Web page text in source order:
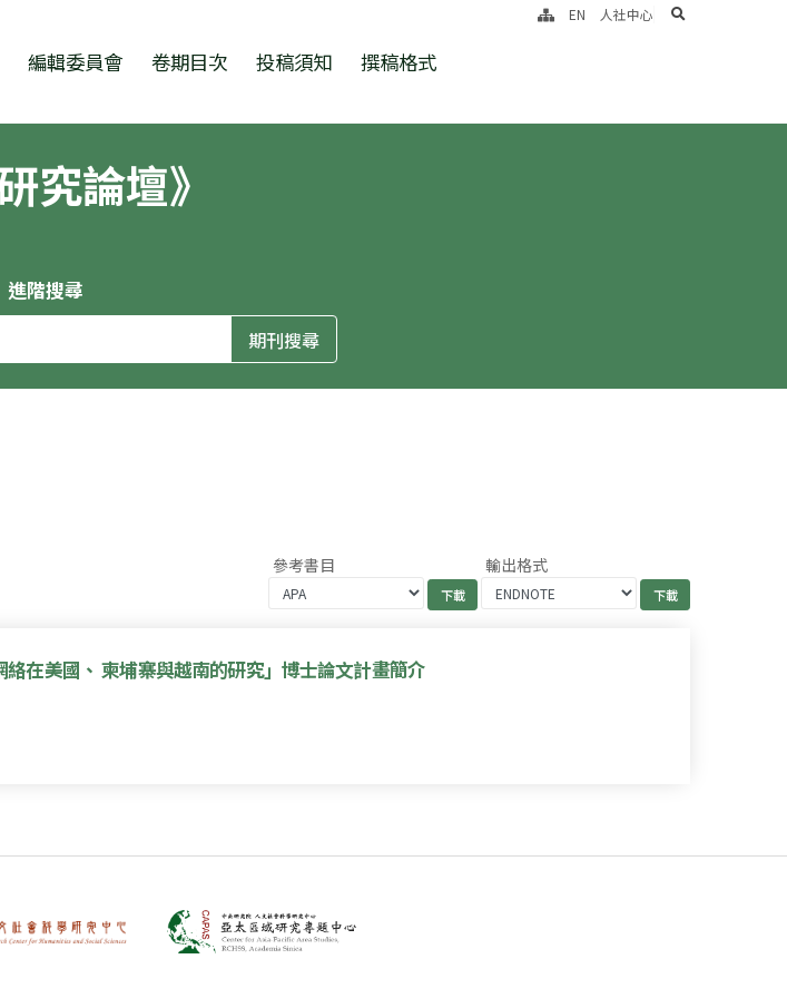
編輯委員會 卷期目次 投稿須知 撰稿格式
EN 人社中心 search
究論壇》
進階搜尋
參考書目 輸出格式
在美國、 柬埔寨與越南的研究」博士論文計畫簡介